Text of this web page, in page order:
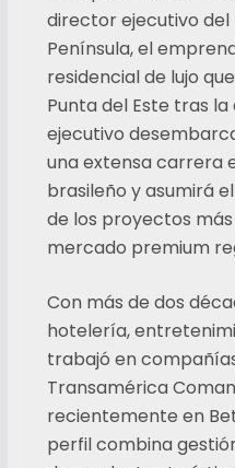
director ejecutivo del
Península, el
residencial de lujo
Punta del Este tras la
ejecutivo
una extensa carrera
brasileño y asumirá
de los proyectos
mercado premium
Con más de dos
hotelería,
trabajó en
Transamérica
recientemente en
perfil combina